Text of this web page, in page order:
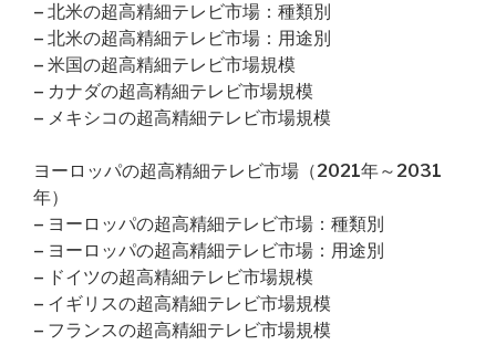
– 北米の超高精細テレビ市場：種類別
– 北米の超高精細テレビ市場：用途別
– 米国の超高精細テレビ市場規模
– カナダの超高精細テレビ市場規模
– メキシコの超高精細テレビ市場規模
ヨーロッパの超高精細テレビ市場（2021年～2031
年）
– ヨーロッパの超高精細テレビ市場：種類別
– ヨーロッパの超高精細テレビ市場：用途別
– ドイツの超高精細テレビ市場規模
– イギリスの超高精細テレビ市場規模
– フランスの超高精細テレビ市場規模